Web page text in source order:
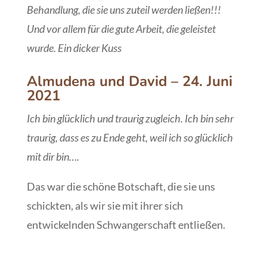
Behandlung, die sie uns zuteil werden ließen!!!
Und vor allem für die gute Arbeit, die geleistet
wurde. Ein dicker Kuss
Almudena und David – 24. Juni
2021
Ich bin glücklich und traurig zugleich. Ich bin sehr
traurig, dass es zu Ende geht, weil ich so glücklich
mit dir bin….
Das war die schöne Botschaft, die sie uns
schickten, als wir sie mit ihrer sich
entwickelnden Schwangerschaft entließen.